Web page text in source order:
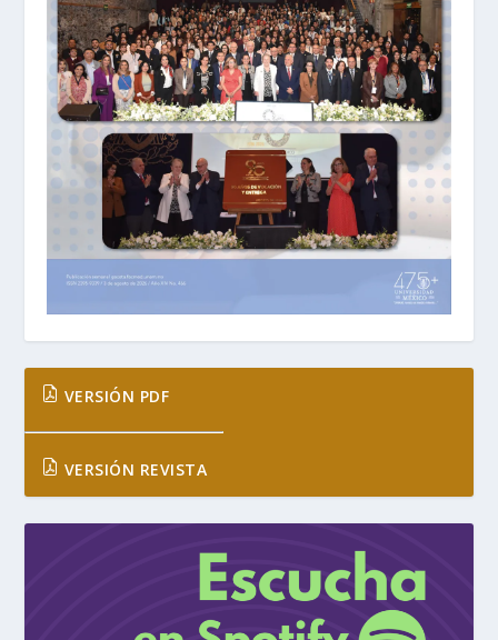
VERSIÓN PDF
VERSIÓN REVISTA